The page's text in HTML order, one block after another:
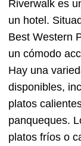
Riverwalk es
un hotel.
Best Western
un cómodo
Hay una
disponibles,
platos
panqueques.
platos fríos o